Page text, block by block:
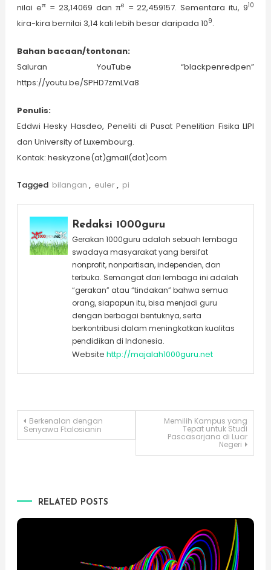
nilai eπ= 23,14069 dan πe = 22,459157. Sementara itu, 910
kira-kira bernilai 3,14 kali lebih besar daripada 109.
Bahan bacaan/tontonan:
Saluran YouTube “blackpenredpen”
https://youtu.be/SPHD7zmLVa8
Penulis:
Eddwi Hesky Hasdeo, Peneliti di Pusat Penelitian Fisika LIPI
dan University of Luxembourg.
Kontak: heskyzone(at)gmail(dot)com
Tagged bilangan , euler, pi
Redaksi 1000guru
Gerakan 1000guru adalah sebuah lembaga
swadaya masyarakat yang bersifat
nonprofit, nonpartisan, independen, dan
terbuka. Semangat dari lembaga ini adalah
“gerakan” atau “tindakan” bahwa semua
orang, siapapun itu, bisa menjadi guru
dengan berbagai bentuknya, serta
berkontribusi dalam meningkatkan kualitas
pendidikan di Indonesia.
Website http://majalah1000guru.net
Post
Berkenalan dengan
Senyawa Ftalosianin
Memilih Kampus yang
Tepat untuk Studi
Pascasarjana di Luar
Negeri
RELATED POSTS